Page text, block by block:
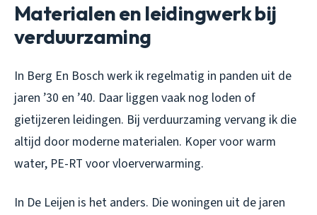
Materialen en leidingwerk bij
verduurzaming
In Berg En Bosch werk ik regelmatig in panden uit de
jaren ’30 en ’40. Daar liggen vaak nog loden of
gietijzeren leidingen. Bij verduurzaming vervang ik die
altijd door moderne materialen. Koper voor warm
water, PE-RT voor vloerverwarming.
In De Leijen is het anders. Die woningen uit de jaren